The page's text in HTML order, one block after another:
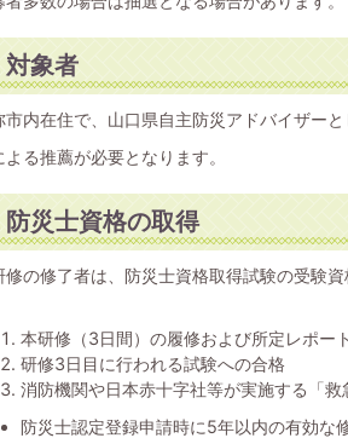
対象者
市内在住で、山口県自主防災アドバイザー
よる推薦が必要となります。
防災士資格の取得
修の修了者は、防災士資格取得試験の受験
本研修（3日間）の履修および所定レポー
研修3日目に行われる試験への合格
消防機関や日本赤十字社等が実施する「
防災士認定登録申請時に5年以内の有効な